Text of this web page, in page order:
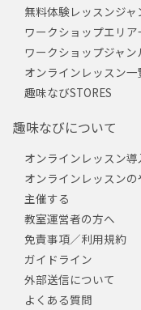
無料体験レッスンジャ
ワークショップエリア
ワークショップジャン
オンラインレッスン一
趣味なびSTORES
趣味なびについて
オンラインレッスン
オンラインレッスン
主催する
教室運営者の方へ
免責事項／利用規約
ガイドライン
外部送信について
よくある質問